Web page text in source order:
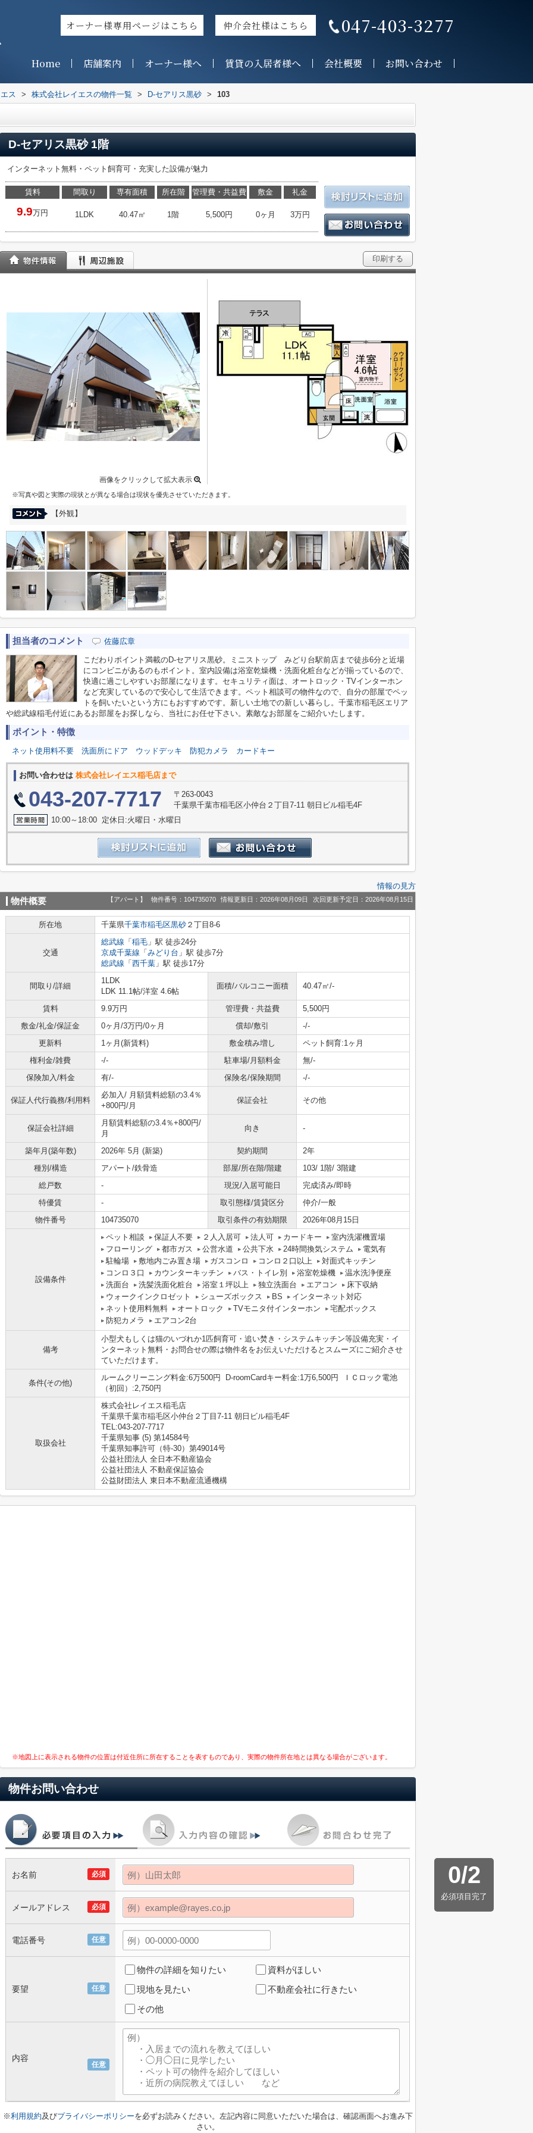
オーナー様専用ページはこちら 仲介会社様はこちら 047-403-3277
Home 店舗案内 オーナー様へ 賃貸の入居者様へ 会社概要 お問い合わせ
ス > 株式会社レイエスの物件一覧 > D-セアリス黒砂 > 103
D-セアリス黒砂 1階
インターネット無料・ペット飼育可・充実した設備が魅力
賃料
9.9万円
間取り
1LDK
専有面積
40.47㎡
所在階
1階
管理費・共益費
5,500円
敷金
0ヶ月
礼金
3万円
印刷する
画像をクリックして拡大表示
※写真や図と実際の現状とが異なる場合は現状を優先させていただきます。
【外観】
担当者のコメント 佐藤広章
こだわりポイント満載のD-セアリス黒砂。ミニストップ みどり台駅前店まで徒歩6分と近場
にコンビニがあるのもポイント。室内設備は浴室乾燥機・洗面化粧台などが揃っているので、
快適に過ごしやすいお部屋になります。セキュリティ面は、オートロック・TVインターホン
など充実しているので安心して生活できます。ペット相談可の物件なので、自分の部屋でペッ
トを飼いたいという方にもおすすめです。新しい土地での新しい暮らし。千葉市稲毛区エリア
や総武線稲毛付近にあるお部屋をお探しなら、当社にお任せ下さい。素敵なお部屋をご紹介いたします。
ポイント・特徴
ネット使用料不要 洗面所にドア ウッドデッキ 防犯カメラ カードキー
お問い合わせは 株式会社レイエス稲毛店まで
043-207-7717
〒263-0043
千葉県千葉市稲毛区小仲台２丁目7-11 朝日ビル稲毛4F
10:00～18:00 定休日:火曜日・水曜日
情報の見方
物件概要 【アパート】 物件番号：104735070 情報更新日：2026年08月09日 次回更新予定日：2026年08月15日
所在地 千葉県千葉市稲毛区黒砂 ２丁目8-6
交通
総武線 「 稲毛 」駅 徒歩24分
京成千葉線 「 みどり台 」駅 徒歩7分
総武線 「 西千葉 」駅 徒歩17分
間取り/詳細
1LDK
LDK 11.1帖/洋室 4.6帖
面積/バルコニー面積 40.47㎡/-
賃料 9.9万円 管理費・共益費
5,500円
敷金/礼金/保証金
0ヶ月/3万円/0ヶ月 償却/敷引
-/-
更新料
1ヶ月(新賃料) 敷金積み増し
ペット飼育:1ヶ月
権利金/雑費
-/- 駐車場/月額料金
無/-
保険加入/料金
有/- 保険名/保険期間 -/-
保証人代行義務/利用料
必加入/ 月額賃料総額の3.4％
+800円/月
保証会社 その他
保証会社詳細
月額賃料総額の3.4％+800円/
月
向き -
築年月(築年数) 2026年 5月 (新築) 契約期間
2年
種別/構造
アパート/鉄骨造 部屋/所在階/階建
103/ 1階/ 3階建
総戸数
- 現況/入居可能日
完成済み/即時
特優賃
- 取引態様/賃貸区分
仲介/一般
物件番号
104735070 取引条件の有効期限 2026年08月15日
設備条件
ペット相談 保証人不要 ２人入居可 法人可 カードキー
室内洗濯機置場
フローリング
都市ガス 公営水道 公共下水 24時間換気システム
電気有
駐輪場
敷地内ごみ置き場 ガスコンロ コンロ２口以上
対面式キッチン
コンロ３口
カウンターキッチン バス・トイレ別 浴室乾燥機
温水洗浄便座
洗面台
洗髪洗面化粧台 浴室１坪以上 独立洗面台 エアコン
床下収納
ウォークインクロゼット
シューズボックス BS
インターネット対応
ネット使用料無料
オートロック TVモニタ付インターホン
宅配ボックス
防犯カメラ
エアコン2台
備考
小型犬もしくは猫のいづれか1匹飼育可・追い焚き・システムキッチン等設備充実・イ
ンターネット無料・お問合せの際は物件名をお伝えいただけるとスムーズにご紹介させ
ていただけます。
条件(その他)
ルームクリーニング料金:6万500円 D-roomCardキー料金:1万6,500円 ＩＣロック電池
（初回）:2,750円
取扱会社
株式会社レイエス稲毛店
千葉県千葉市稲毛区小仲台２丁目7-11 朝日ビル稲毛4F
TEL:043-207-7717
千葉県知事 (5) 第14584号
千葉県知事許可（特-30）第49014号
公益社団法人 全日本不動産協会
公益社団法人 不動産保証協会
公益財団法人 東日本不動産流通機構
※地図上に表示される物件の位置は付近住所に所在することを表すものであり、実際の物件所在地とは異なる場合がございます。
物件お問い合わせ
0/2
必須項目完了
必須
お名前
必須
メールアドレス
任意
電話番号
任意
要望
物件の詳細を知りたい
資料がほしい
現地を見たい
不動産会社に行きたい
その他
任意
内容
※利用規約及びプライバシーポリシーを必ずお読みください。左記内容に同意いただいた場合は、確認画面へお進み下
さい。